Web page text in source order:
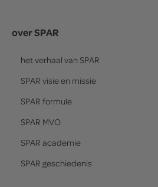
over SPAR
het verhaal van SPAR
SPAR visie en missie
SPAR formule
SPAR MVO
SPAR academie
SPAR geschiedenis